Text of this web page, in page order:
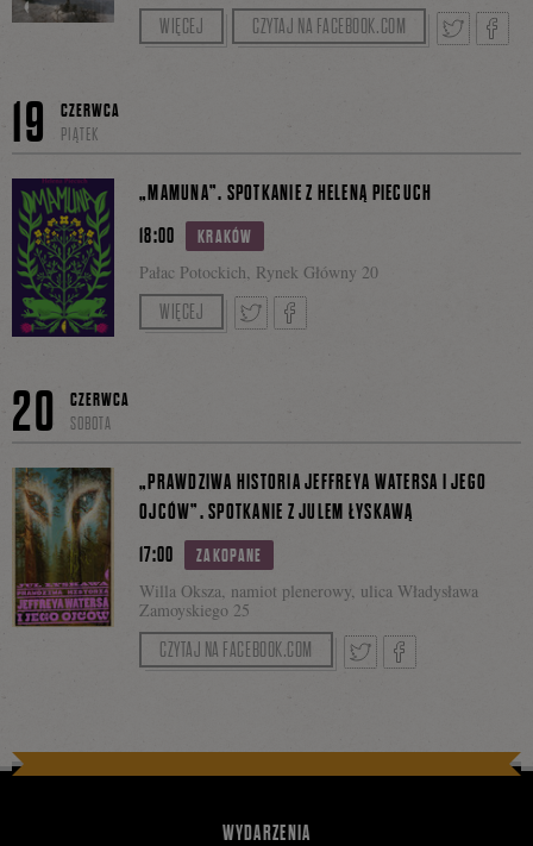
na
Prowadzenie: Małgorzata I. Niemczyńska
WIĘCEJ CZYTAJ NA FACEBOOK.COM
19
CZERWCA
PIĄTEK
18:00 KRAKÓW
Pałac Potockich, Rynek Główny 20
„MAMUNA”. SPOTKANIE Z HELENĄ PIECUCH
Prowadzenie: Paulina Małochleb.
WIĘCEJ
się
Facebooku
20
CZERWCA
SOBOTA
17:00 ZAKOPANE
Willa Oksza, namiot plenerowy, ulica Władysława
Zamoyskiego 25
„PRAWDZIWA HISTORIA JEFFREYA WATERSA I JEGO
OJCÓW”. SPOTKANIE Z JULEM ŁYSKAWĄ
CZYTAJ NA FACEBOOK.COM
WYDARZENIA